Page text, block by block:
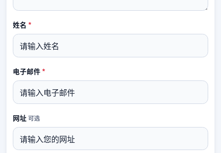
姓名 *必填
电子邮件*必填
网址 可选